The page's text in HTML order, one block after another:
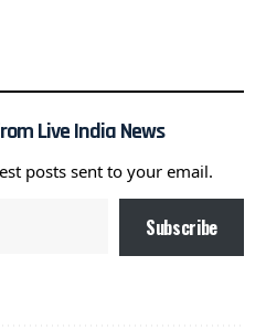
Live India News
posts sent to your email.
Subscribe